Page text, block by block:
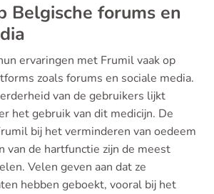
Belgische forums en
ervaringen met Frumil vaak op
zoals forums en sociale media.
van de gebruikers lijkt
het gebruik van dit medicijn. De
bij het verminderen van oedeem
van de hartfunctie zijn de meest
Velen geven aan dat ze
hebben geboekt, vooral bij het